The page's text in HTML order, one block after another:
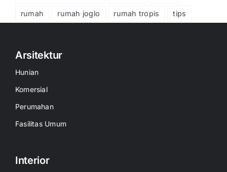
rumah rumah joglo rumah tropis tips
Arsitektur
Hunian
Komersial
Perumahan
Fasilitas Umum
Interior